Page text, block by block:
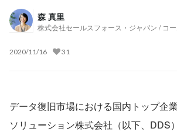
森 真里
株式会社セールスフォース・ジャパン / コ
2020/11/16 31
データ復旧市場における国内トップ企
ソリューション株式会社（以下、DDS